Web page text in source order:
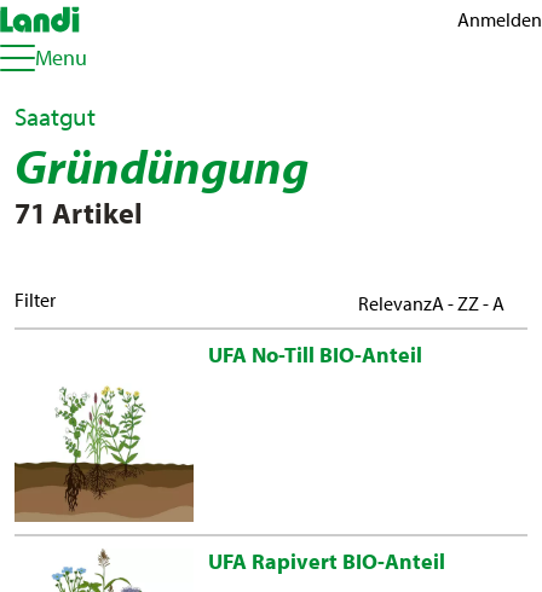
Anmelden
Menu
Saatgut
Gründüngung
71 Artikel
Filter RelevanzA - ZZ - A
UFA No-Till BIO-Anteil
UFA Rapivert BIO-Anteil